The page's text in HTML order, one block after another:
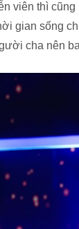
viên thì
gian sống
cha nên